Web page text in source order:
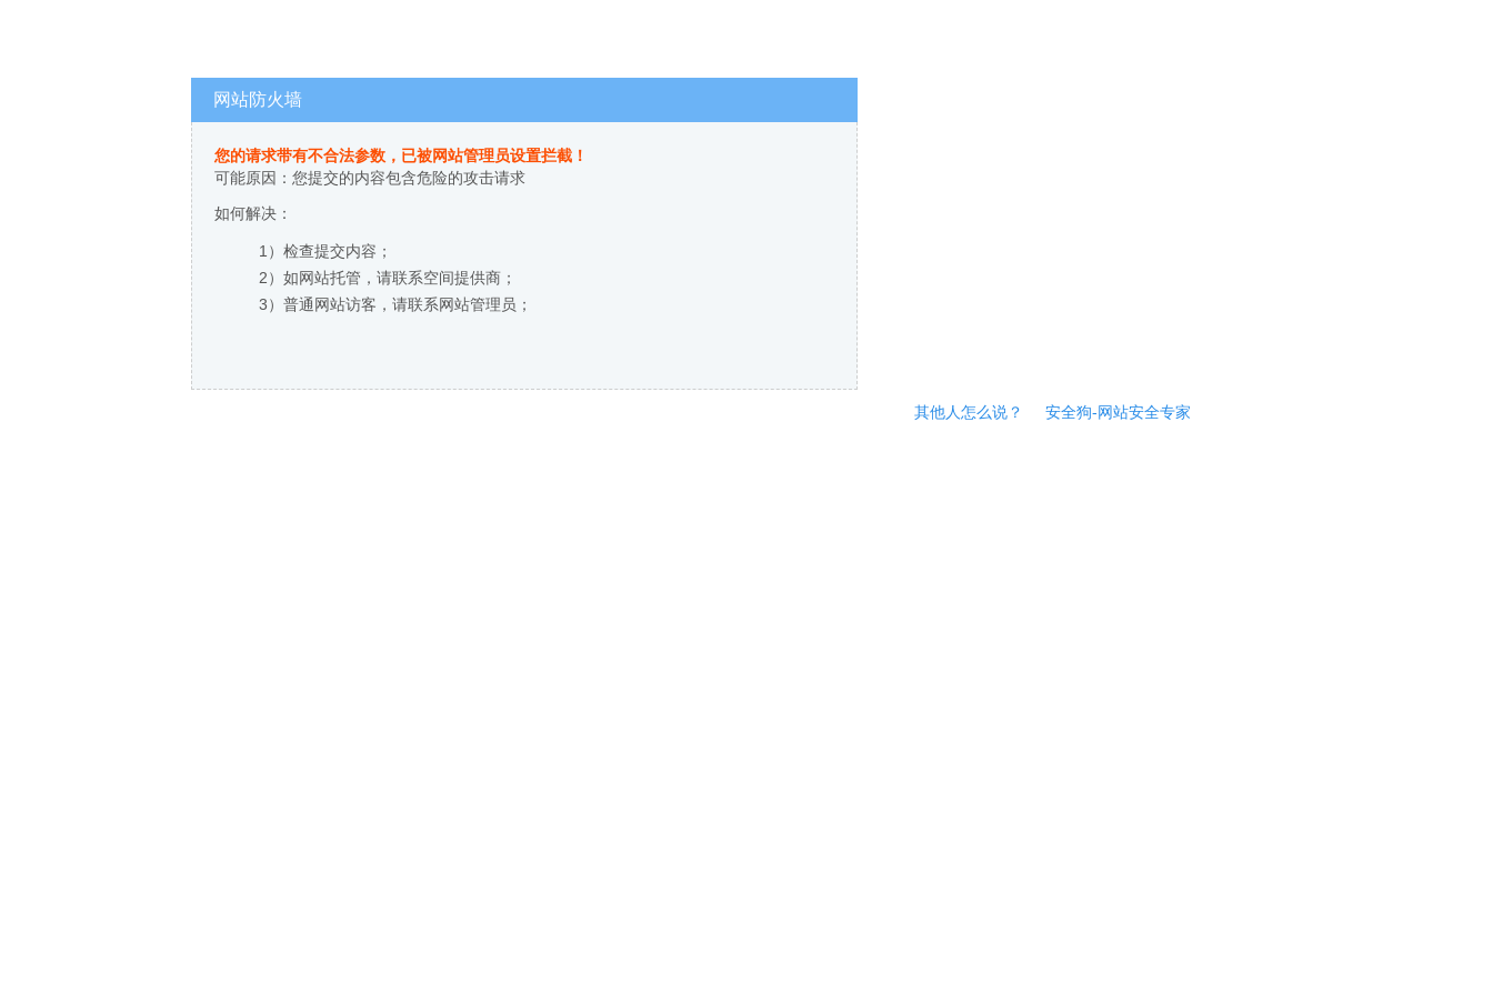
网站防火墙
您的请求带有不合法参数，已被网站管理员设置拦截！
可能原因：您提交的内容包含危险的攻击请求
如何解决：
1）检查提交内容；
2）如网站托管，请联系空间提供商；
3）普通网站访客，请联系网站管理员；
其他人怎么说？ 安全狗-网站安全专家